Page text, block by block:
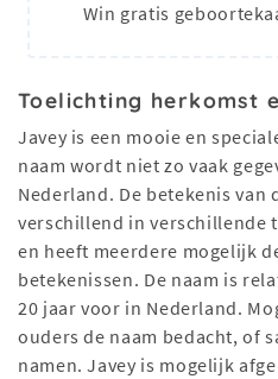
Win gratis
Toelichting herkomst
Javey is een mooie en
naam wordt niet zo vaak
Nederland. De betekenis van
verschillend in verschillende
en heeft meerdere mogelijk
betekenissen. De naam is
20 jaar voor in Nederland.
ouders de naam bedacht, of
namen. Javey is mogelijk